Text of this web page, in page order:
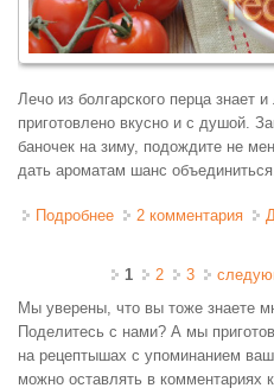
Лечо из болгарского перца знает
приготовлено вкусно и с душой.
баночек на зиму, подождите не
дать ароматам шанс
Подробнее о Лечо из
2 комментария
Страницы 1 2 3
Мы уверены, что вы тоже знаете
Поделитесь с нами? А мы
на рецептышах с упоминанием
можно оставлять в комментариях